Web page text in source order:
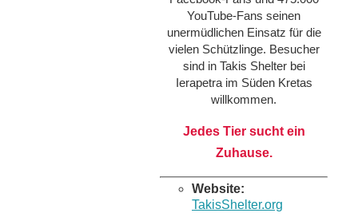
YouTube-Fans seinen
unermüdlichen Einsatz für die
vielen Schützlinge. Besucher
sind in Takis Shelter bei
Ierapetra im Süden Kretas
willkommen.
Jedes Tier sucht ein
Zuhause.
Website:
TakisShelter.org